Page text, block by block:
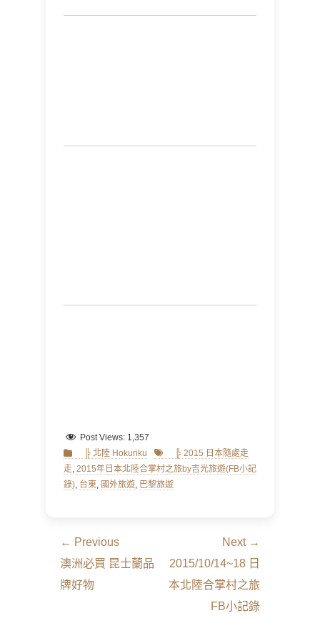
Post Views: 1,357
Categories
╠ 北陸 Hokuriku Tags ╠ 2015 日本隨處走
走, 2015年日本北陸合掌村之旅by吉光旅遊(FB小記
錄), 台東, 國外旅遊, 巴黎旅遊
文
章
導
覽
← Previous
Previous
post:
澳洲必買 昆士蘭品
牌好物
Next →
Next
post:
2015/10/14~18 日
本北陸合掌村之旅
FB小記錄